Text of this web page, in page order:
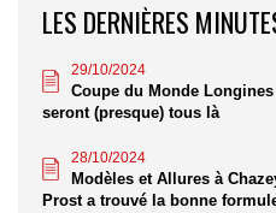
LES DERNIÈRES
29/10/2024
Coupe du Monde
seront (presque) tous là
28/10/2024
Modèles et Allures à
Prost a trouvé la bonne